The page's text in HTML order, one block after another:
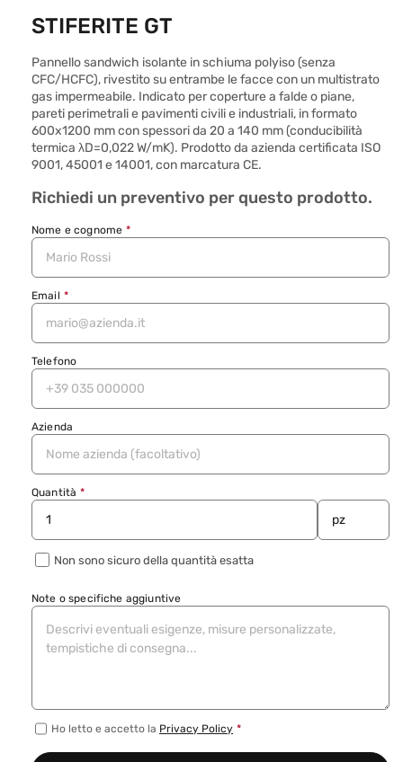
in
finestra
STIFERITE GT
Pannello sandwich isolante in schiuma polyiso (senza
CFC/HCFC), rivestito su entrambe le facce con un multistrato
gas impermeabile. Indicato per coperture a falde o piane,
pareti perimetrali e pavimenti civili e industriali, in formato
600x1200 mm con spessori da 20 a 140 mm (conducibilità
termica λD=0,022 W/mK). Prodotto da azienda certificata ISO
9001, 45001 e 14001, con marcatura CE.
Richiedi un preventivo per questo prodotto.
Nome e cognome *
Email *
Telefono
Azienda
Quantità *
Non sono sicuro della quantità esatta
Note o specifiche aggiuntive
Ho letto e accetto la Privacy Policy *